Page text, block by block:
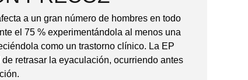
a un gran número de hombres en todo
el 75 % experimentándola al menos una
como un trastorno clínico. La EP
retrasar la eyaculación, ocurriendo antes